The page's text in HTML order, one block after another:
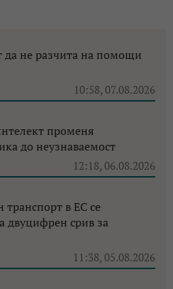
да не разчита на помощи
10:58, 07.08.2026
променя
до неузнаваемост
12:18, 06.08.2026
в ЕС се
двуцифрен срив за
11:38, 05.08.2026